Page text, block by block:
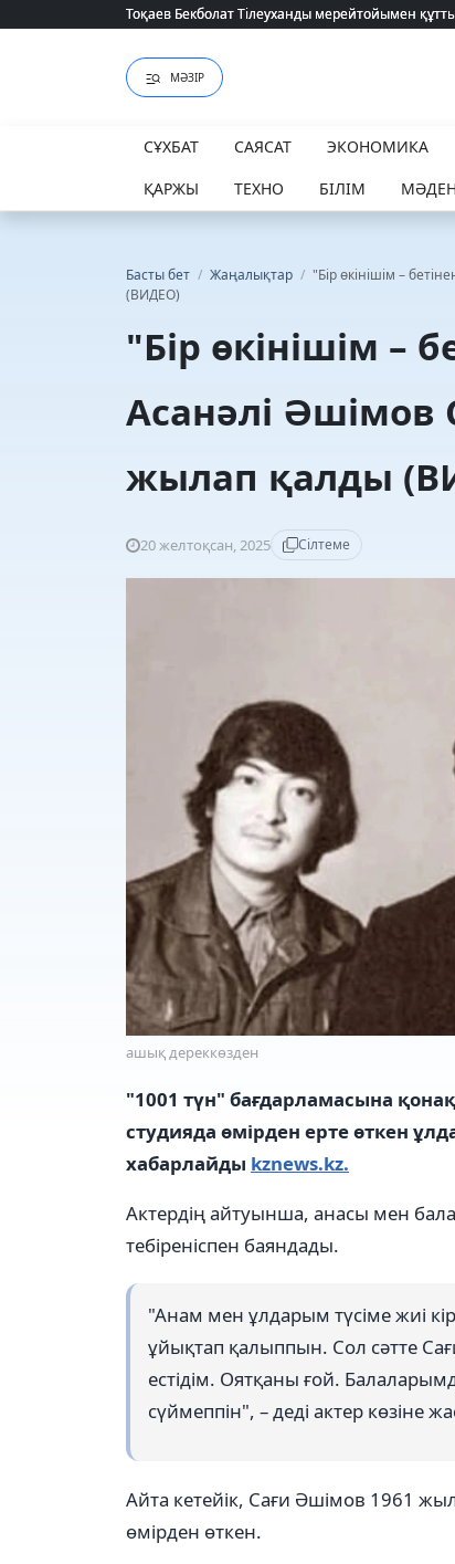
Тоқаев Бекболат Тілеуханды мерейтойымен
Тоқаев Бекболат Тілеуханды мерейтойымен
МӘЗІР
СҰХБАТ САЯСАТ ЭКОНОМИКА
ҚАРЖЫ
ТЕХНО БІЛІМ
Басты бет / Жаңалықтар / "Бір өкінішім –
(ВИДЕО)
"Бір өкінішім –
Асанәлі Әшімов
жылап қалды
20 желтоқсан, 2025 Сілтеме
ашық дереккөзден
"1001 түн" бағдарламасына
студияда өмірден ерте өткен
хабарлайды kznews.kz.
Актердің айтуынша, анасы мен
тебіреніспен баяндады.
"Анам мен ұлдарым түсіме жиі
ұйықтап қалыппын. Сол сәтте
естідім. Оятқаны ғой.
сүймеппін", – деді актер көзіне
Айта кетейік, Сағи Әшімов 1961
өмірден өткен.